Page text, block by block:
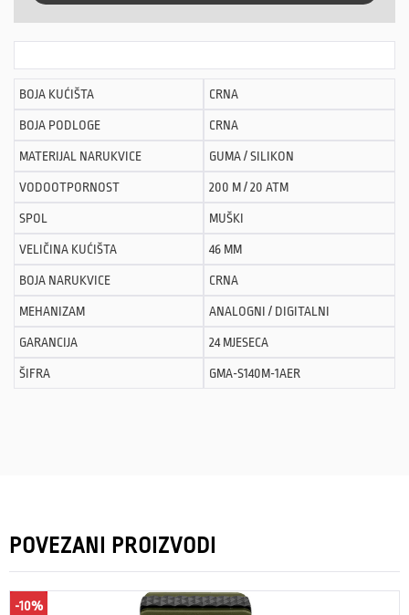
BOJA KUĆIŠTA CRNA
BOJA PODLOGE CRNA
MATERIJAL NARUKVICE GUMA / SILIKON
VODOOTPORNOST 200 M / 20 ATM
SPOL MUŠKI
VELIČINA KUĆIŠTA 46 MM
BOJA NARUKVICE CRNA
MEHANIZAM ANALOGNI / DIGITALNI
GARANCIJA 24 MJESECA
ŠIFRA GMA-S140M-1AER
POVEZANI PROIZVODI
-10%